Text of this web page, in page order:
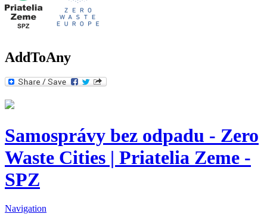
AddToAny
Samosprávy bez odpadu - Zero
Waste Cities | Priatelia Zeme -
SPZ
Navigation